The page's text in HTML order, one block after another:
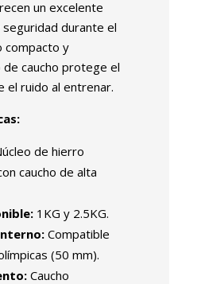
un excelente
durante el
compacto y
caucho protege el
el ruido al entrenar.
de hierro
caucho de alta
1KG y 2.5KG.
Compatible
(50 mm).
Caucho